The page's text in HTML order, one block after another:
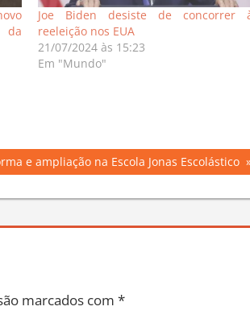
Joe Biden desiste de concorrer
reeleição nos EUA
21/07/2024 às 15:23
e ampliação na Escola Jonas Escolástico
marcados com